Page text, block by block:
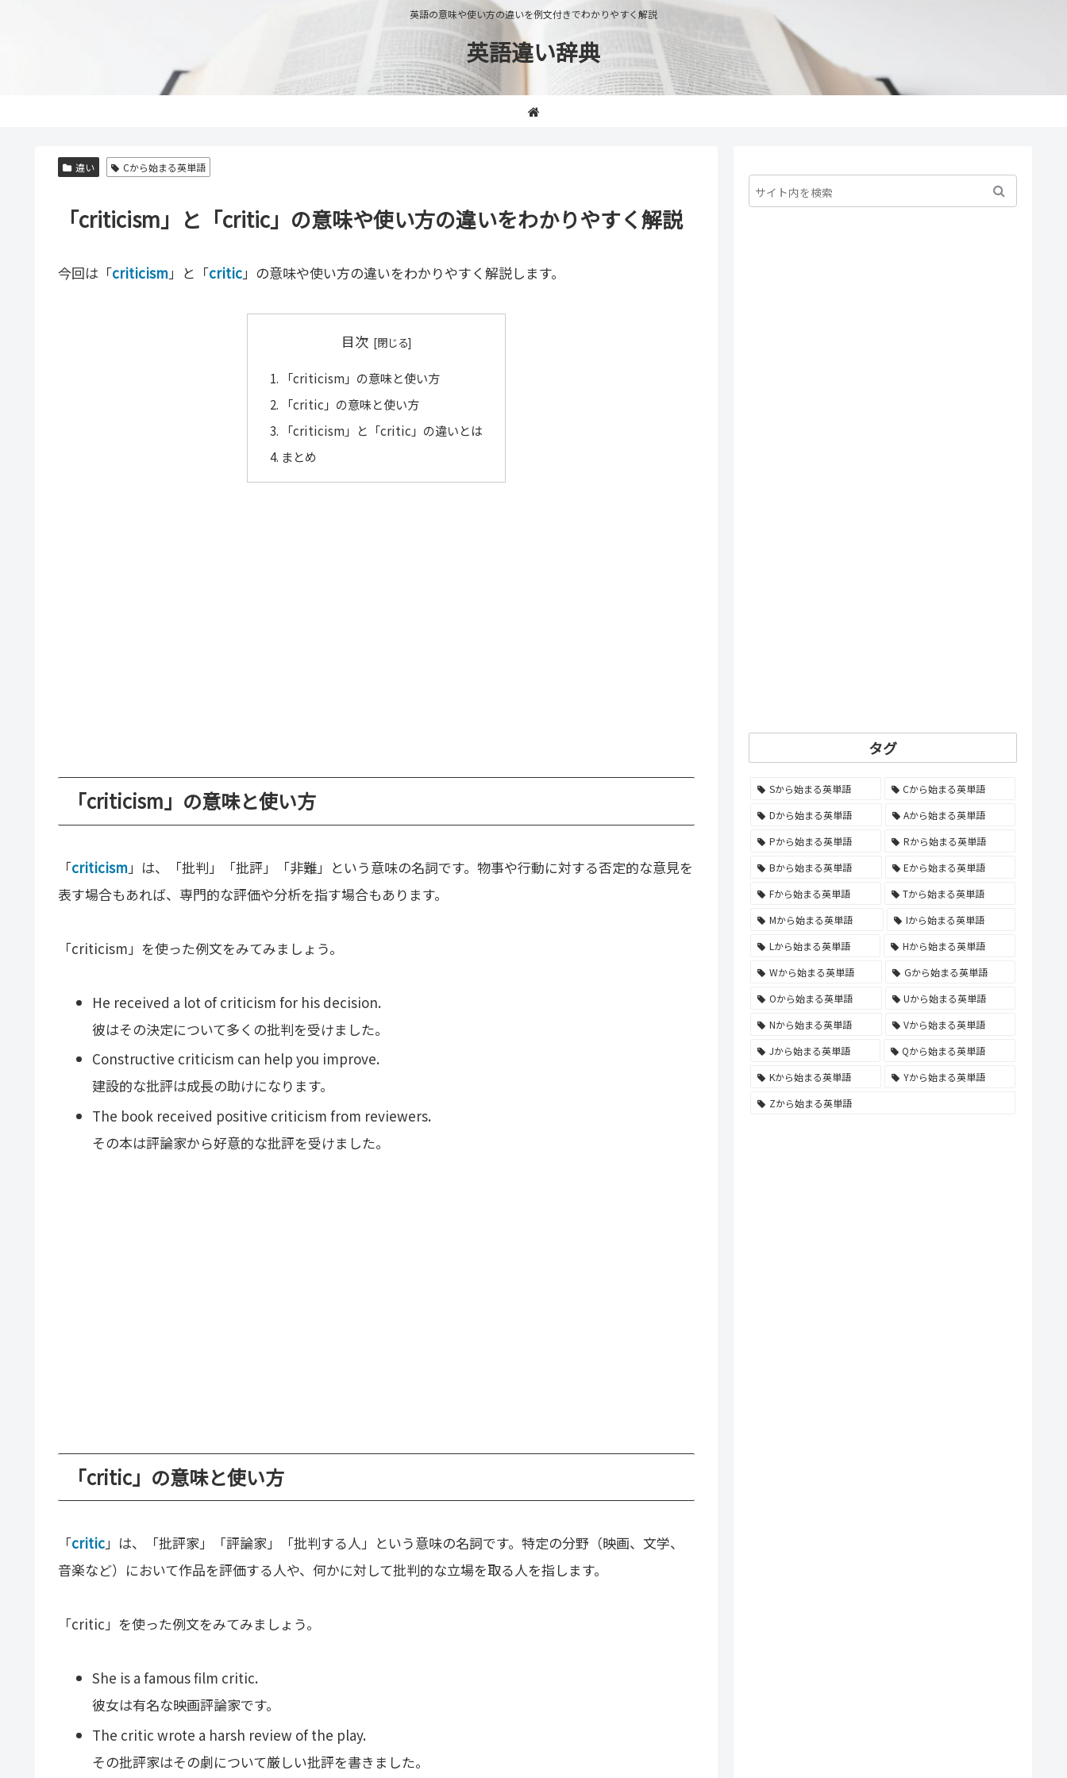
英語の意味や使い方の違いを例文付きでわかりやすく解説
英語違い辞典
違い Cから始まる英単語
「criticism」と「critic」の意味や使い方の違いをわかりやすく解説
今回は「criticism」と「critic」の意味や使い方の違いをわかりやすく解説します。
目次
「criticism」の意味と使い方
「critic」の意味と使い方
「criticism」と「critic」の違いとは
まとめ
「criticism」の意味と使い方
「criticism」は、「批判」「批評」「非難」という意味の名詞です。物事や行動に対する否定的な意見を
表す場合もあれば、専門的な評価や分析を指す場合もあります。
「criticism」を使った例文をみてみましょう。
He received a lot of criticism for his decision.
彼はその決定について多くの批判を受けました。
Constructive criticism can help you improve.
建設的な批評は成長の助けになります。
The book received positive criticism from reviewers.
その本は評論家から好意的な批評を受けました。
「critic」の意味と使い方
「critic」は、「批評家」「評論家」「批判する人」という意味の名詞です。特定の分野（映画、文学、
音楽など）において作品を評価する人や、何かに対して批判的な立場を取る人を指します。
「critic」を使った例文をみてみましょう。
She is a famous film critic.
彼女は有名な映画評論家です。
The critic wrote a harsh review of the play.
その批評家はその劇について厳しい批評を書きました。
タグ
Sから始まる英単語
Cから始まる英単語
Dから始まる英単語
Aから始まる英単語
Pから始まる英単語
Rから始まる英単語
Bから始まる英単語
Eから始まる英単語
Fから始まる英単語
Tから始まる英単語
Mから始まる英単語
Iから始まる英単語
Lから始まる英単語
Hから始まる英単語
Wから始まる英単語
Gから始まる英単語
Oから始まる英単語
Uから始まる英単語
Nから始まる英単語
Vから始まる英単語
Jから始まる英単語
Qから始まる英単語
Kから始まる英単語
Yから始まる英単語
Zから始まる英単語